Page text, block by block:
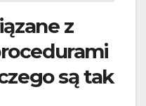
z
są tak